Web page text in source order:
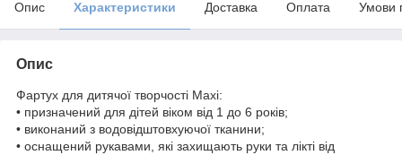
Опис Характеристики Доставка Оплата Умови
Опис
Фартух для дитячої творчості Maxi:
• призначений для дітей віком від 1 до 6 років;
• виконаний з водовідштовхуючої тканини;
• оснащений рукавами, які захищають руки та лікті від